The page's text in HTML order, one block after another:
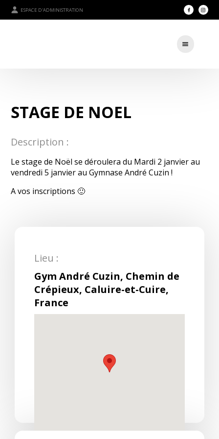
ESPACE D'ADMINISTRATION
STAGE DE NOEL
Description :
Le stage de Noël se déroulera du Mardi 2 janvier au
vendredi 5 janvier au Gymnase André Cuzin !
A vos inscriptions 🙂
Lieu :
Gym André Cuzin, Chemin de
Crépieux, Caluire-et-Cuire,
France